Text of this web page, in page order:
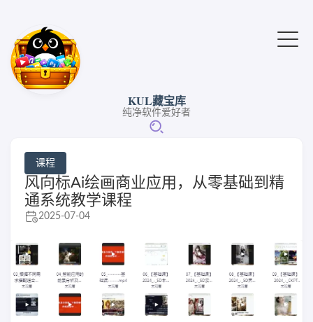
KUL藏宝库
纯净软件爱好者
课程
风向标Ai绘画商业应用，从零基础到精
通系统教学课程
2025-07-04